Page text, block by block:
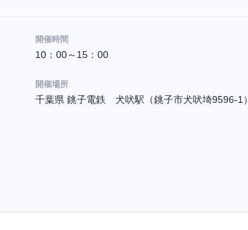
開催時間
10：00～15：00
開催場所
千葉県 銚子電鉄 犬吠駅（銚子市犬吠埼9596-1）